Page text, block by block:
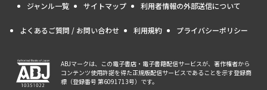
ジャンル一覧 サイトマップ 利用者情報の外部送信について
よくあるご質問 / お問い合わせ 利用規約 プライバシーポリシー
ABJマークは、この電子書店・電子書籍配信サービスが、著作権者から
コンテンツ使用許諾を得た正規版配信サービスであることを示す登録商
標（登録番号 第6091713号）です。